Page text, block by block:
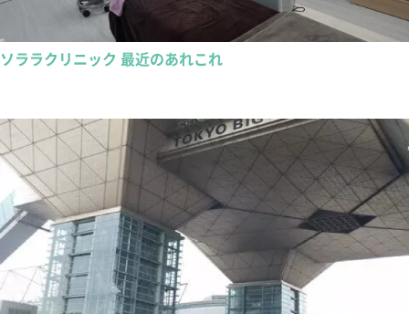
ソララクリニック 最近のあれこれ